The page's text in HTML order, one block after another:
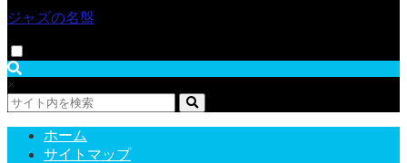
ジャズの名盤
×
ホーム
サイトマップ